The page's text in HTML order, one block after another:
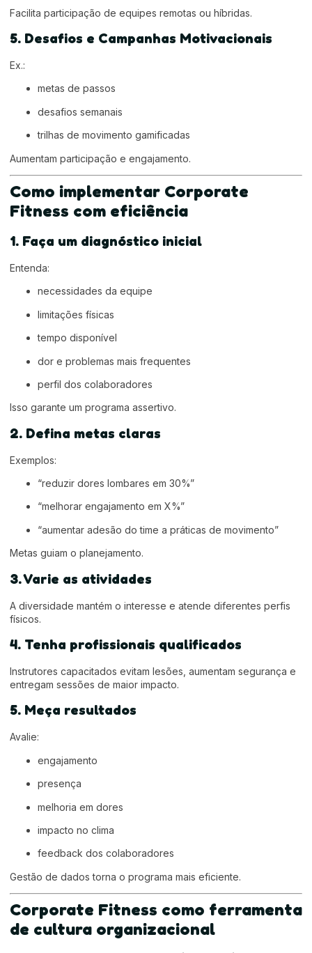
Facilita participação de equipes remotas ou híbridas.
5. Desafios e Campanhas Motivacionais
Ex.:
metas de passos
desafios semanais
trilhas de movimento gamificadas
Aumentam participação e engajamento.
Como implementar Corporate
Fitness com eficiência
1. Faça um diagnóstico inicial
Entenda:
necessidades da equipe
limitações físicas
tempo disponível
dor e problemas mais frequentes
perfil dos colaboradores
Isso garante um programa assertivo.
2. Defina metas claras
Exemplos:
“reduzir dores lombares em 30%”
“melhorar engajamento em X%”
“aumentar adesão do time a práticas de movimento”
Metas guiam o planejamento.
3. Varie as atividades
A diversidade mantém o interesse e atende diferentes perfis
físicos.
4. Tenha profissionais qualificados
Instrutores capacitados evitam lesões, aumentam segurança e
entregam sessões de maior impacto.
5. Meça resultados
Avalie:
engajamento
presença
melhoria em dores
impacto no clima
feedback dos colaboradores
Gestão de dados torna o programa mais eficiente.
Corporate Fitness como ferramenta
de cultura organizacional